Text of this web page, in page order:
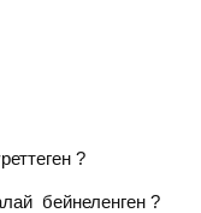
?
бейнеленген ?